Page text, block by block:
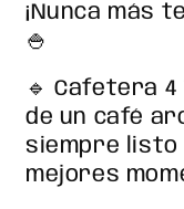
¡Nunca más
🍚
🔹 Cafetera 4
de un café
siempre listo
mejores